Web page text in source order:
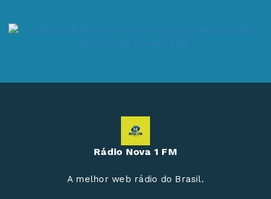
Rádio Nova 1 FM
A melhor web rádio do Brasil.